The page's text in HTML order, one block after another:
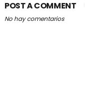
POST A COMMENT
No hay comentarios